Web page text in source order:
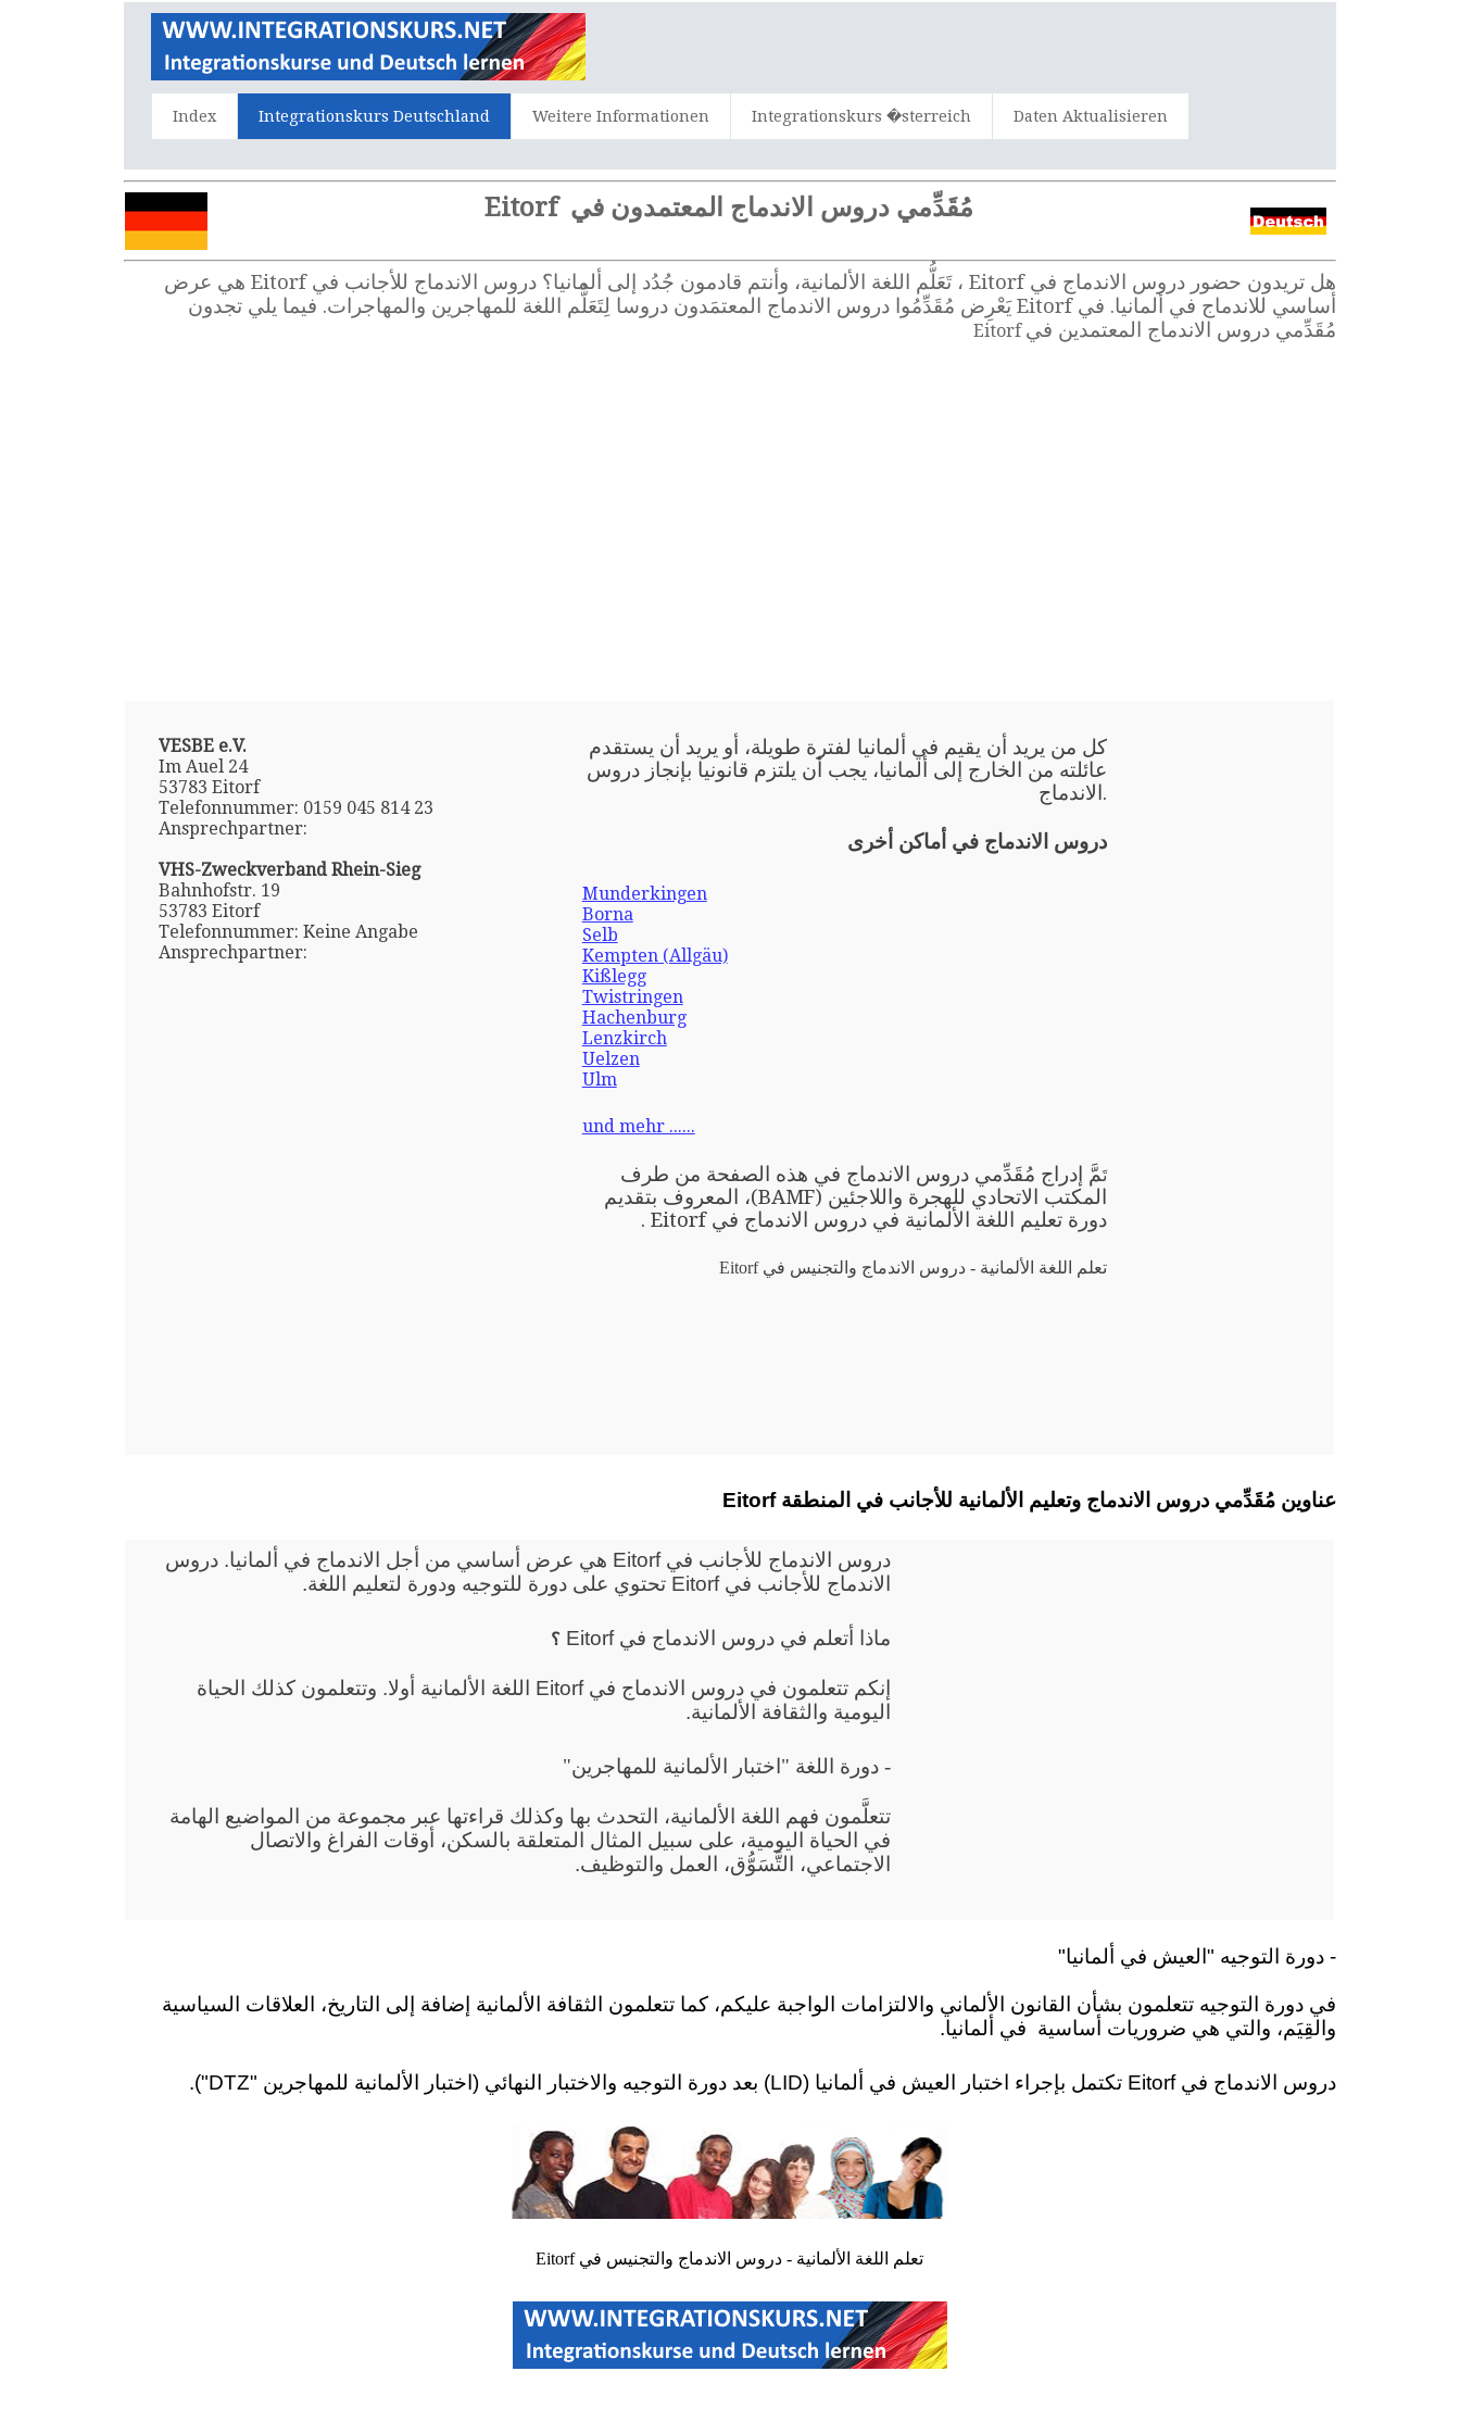
Index Integrationskurs Deutschland Weitere Informationen Integrationskurs �sterreich Daten Aktualisieren
مُقَدِّمي دروس الاندماج المعتمدون في Eitorf
هل تريدون حضور دروس الاندماج في Eitorf ، تَعَلُّم اللغة الألمانية، وأنتم قادمون جُدُد إلى ألمانيا؟ دروس الاندماج للأجانب في Eitorf هي عرض
أساسي للاندماج في ألمانيا. في Eitorf يَعْرِض مُقَدِّمُوا دروس الاندماج المعتمَدون دروسا لِتَعَلُّم اللغة للمهاجرين والمهاجرات. فيما يلي تجدون
مُقَدِّمي دروس الاندماج المعتمدين في Eitorf
VESBE e.V.
Im Auel 24
53783 Eitorf
Telefonnummer: 0159 045 814 23
Ansprechpartner:
VHS-Zweckverband Rhein-Sieg
Bahnhofstr. 19
53783 Eitorf
Telefonnummer: Keine Angabe
Ansprechpartner:
كل من يريد أن يقيم في ألمانيا لفترة طويلة، أو يريد أن يستقدم
عائلته من الخارج إلى ألمانيا، يجب أن يلتزم قانونيا بإنجاز دروس
الاندماج.
دروس الاندماج في أماكن أخرى
Munderkingen
Borna
Selb
Kempten (Allgäu)
Kißlegg
Twistringen
Hachenburg
Lenzkirch
Uelzen
Ulm
und mehr ......
تَمَّ إدراج مُقَدِّمي دروس الاندماج في هذه الصفحة من طرف
المكتب الاتحادي للهجرة واللاجئين (BAMF)، المعروف بتقديم
دورة تعليم اللغة الألمانية في دروس الاندماج في Eitorf .
تعلم اللغة الألمانية - دروس الاندماج والتجنيس في Eitorf
Eitorf عناوين مُقَدِّمي دروس الاندماج وتعليم الألمانية للأجانب في المنطقة
دروس الاندماج للأجانب في Eitorf هي عرض أساسي من أجل الاندماج في ألمانيا. دروس
الاندماج للأجانب في Eitorf تحتوي على دورة للتوجيه ودورة لتعليم اللغة.
ماذا أتعلم في دروس الاندماج في Eitorf ؟
إنكم تتعلمون في دروس الاندماج في Eitorf اللغة الألمانية أولا. وتتعلمون كذلك الحياة
اليومية والثقافة الألمانية.
- دورة اللغة "اختبار الألمانية للمهاجرين"
تتعلَّمون فهم اللغة الألمانية، التحدث بها وكذلك قراءتها عبر مجموعة من المواضيع الهامة
في الحياة اليومية، على سبيل المثال المتعلقة بالسكن، أوقات الفراغ والاتصال
الاجتماعي، التَّسَوُّق، العمل والتوظيف.
- دورة التوجيه "العيش في ألمانيا"
في دورة التوجيه تتعلمون بشأن القانون الألماني والالتزامات الواجبة عليكم، كما تتعلمون الثقافة الألمانية إضافة إلى التاريخ، العلاقات السياسية
والقِيَم، والتي هي ضروريات أساسية في ألمانيا.
دروس الاندماج في Eitorf تكتمل بإجراء اختبار العيش في ألمانيا (LID) بعد دورة التوجيه والاختبار النهائي (اختبار الألمانية للمهاجرين "DTZ").
تعلم اللغة الألمانية - دروس الاندماج والتجنيس في Eitorf